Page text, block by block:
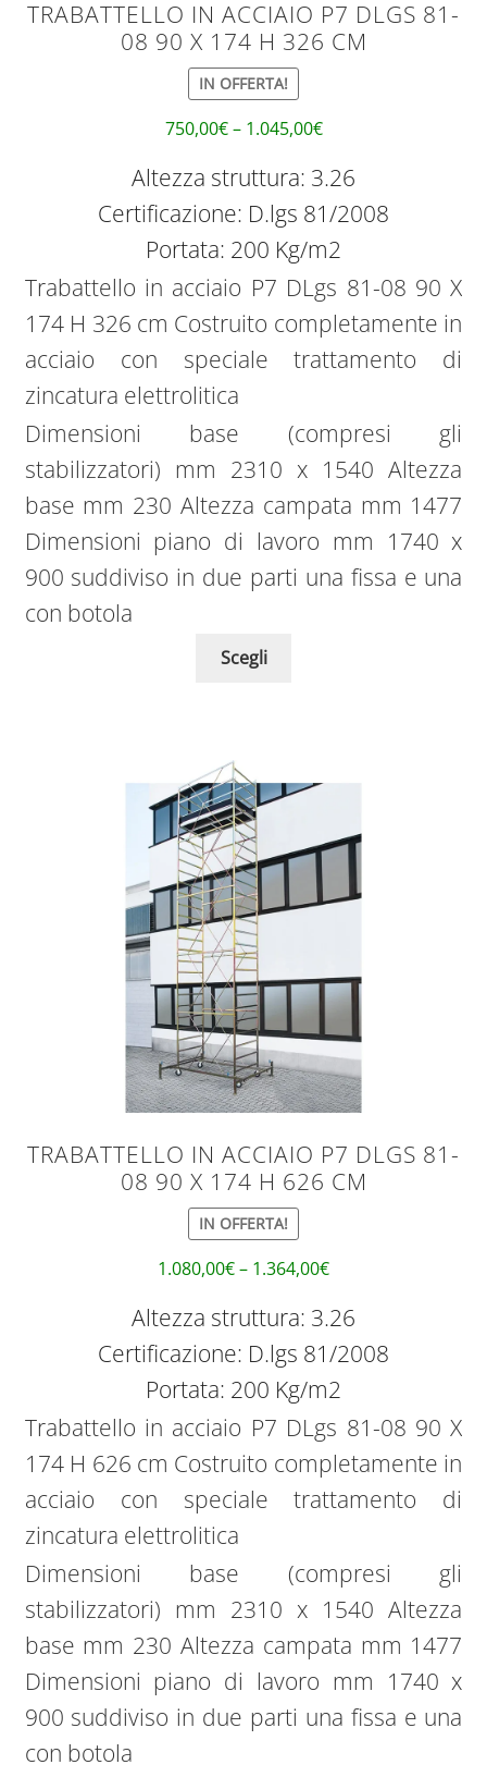
TRABATTELLO IN ACCIAIO P7 DLGS 81-
08 90 X 174 H 326 CM
IN OFFERTA!
750,00€– 1.045,00€
Altezza struttura: 3.26
Certificazione: D.lgs 81/2008
Portata: 200 Kg/m2
Trabattello in acciaio P7 DLgs 81-08 90 X
174 H 326 cm Costruito completamente in
acciaio con speciale trattamento di
zincatura elettrolitica
Dimensioni base (compresi gli
stabilizzatori) mm 2310 x 1540 Altezza
base mm 230 Altezza campata mm 1477
Dimensioni piano di lavoro mm 1740 x
900 suddiviso in due parti una fissa e una
con botola
Scegli
TRABATTELLO IN ACCIAIO P7 DLGS 81-
08 90 X 174 H 626 CM
IN OFFERTA!
1.080,00€– 1.364,00€
Altezza struttura: 3.26
Certificazione: D.lgs 81/2008
Portata: 200 Kg/m2
Trabattello in acciaio P7 DLgs 81-08 90 X
174 H 626 cm Costruito completamente in
acciaio con speciale trattamento di
zincatura elettrolitica
Dimensioni base (compresi gli
stabilizzatori) mm 2310 x 1540 Altezza
base mm 230 Altezza campata mm 1477
Dimensioni piano di lavoro mm 1740 x
900 suddiviso in due parti una fissa e una
con botola